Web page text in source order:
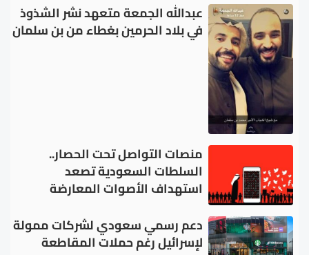
عبدالله الجمعة متعهد نشر الشذوذ
في بلاد الحرمين بغطاء من بن سلمان
منصات التواصل تحت الحصار..
السلطات السعودية تصعد
استهداف الأصوات المعارضة
دعم رسمي سعودي لشركات ممولة
لإسرائيل رغم حملات المقاطعة